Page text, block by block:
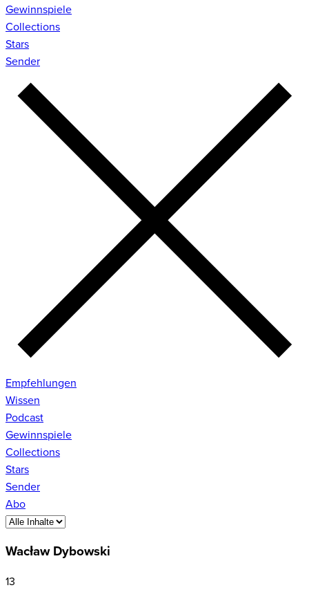
Gewinnspiele
Collections
Stars
Sender
Empfehlungen
Wissen
Podcast
Gewinnspiele
Collections
Stars
Sender
Abo
Wacław Dybowski
13